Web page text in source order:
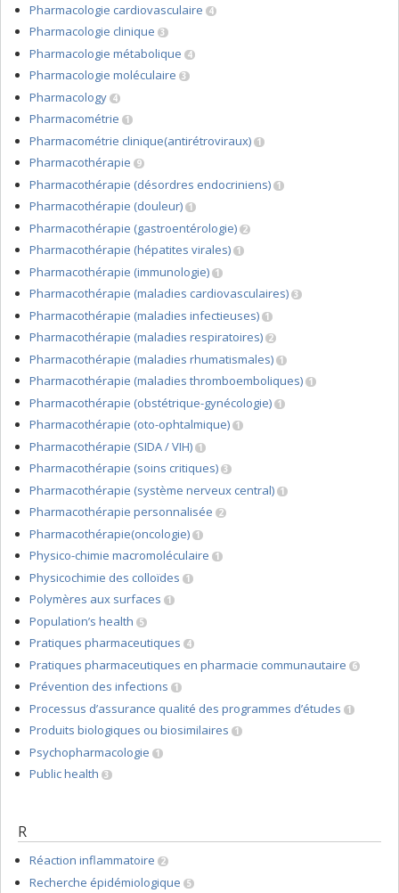
Pharmacologie cardiovasculaire 4
Pharmacologie clinique 3
Pharmacologie métabolique 4
Pharmacologie moléculaire 3
Pharmacology 4
Pharmacométrie 1
Pharmacométrie clinique(antirétroviraux) 1
Pharmacothérapie 9
Pharmacothérapie (désordres endocriniens) 1
Pharmacothérapie (douleur) 1
Pharmacothérapie (gastroentérologie) 2
Pharmacothérapie (hépatites virales) 1
Pharmacothérapie (immunologie) 1
Pharmacothérapie (maladies cardiovasculaires) 3
Pharmacothérapie (maladies infectieuses) 1
Pharmacothérapie (maladies respiratoires) 2
Pharmacothérapie (maladies rhumatismales) 1
Pharmacothérapie (maladies thromboemboliques) 1
Pharmacothérapie (obstétrique-gynécologie) 1
Pharmacothérapie (oto-ophtalmique) 1
Pharmacothérapie (SIDA / VIH) 1
Pharmacothérapie (soins critiques) 3
Pharmacothérapie (système nerveux central) 1
Pharmacothérapie personnalisée 2
Pharmacothérapie(oncologie) 1
Physico-chimie macromoléculaire 1
Physicochimie des colloïdes 1
Polymères aux surfaces 1
Population’s health 5
Pratiques pharmaceutiques 4
Pratiques pharmaceutiques en pharmacie communautaire 6
Prévention des infections 1
Processus d’assurance qualité des programmes d’études 1
Produits biologiques ou biosimilaires 1
Psychopharmacologie 1
Public health 3
R
Réaction inflammatoire 2
Recherche épidémiologique 5